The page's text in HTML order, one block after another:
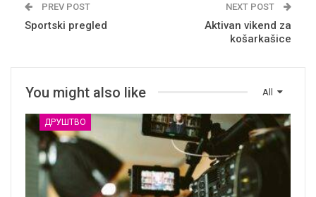
PREV POST
Sportski pregled
NEXT POST
Aktivan vikend za
košarkašice
All
You might also like
ДРУШТВО